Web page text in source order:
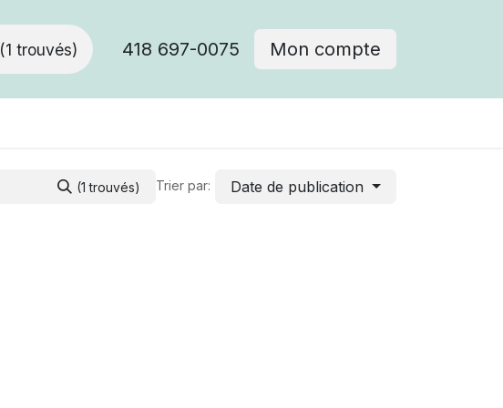
(1 trouvés) 418 697-0075 Mon compte
(1 trouvés) Trier par: Date de publication